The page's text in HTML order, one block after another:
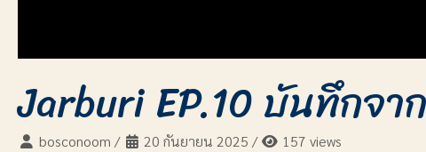
Jarburi EP.10 บันทึกจ
bosconoom / 20 กันยายน 2025 /
157 views